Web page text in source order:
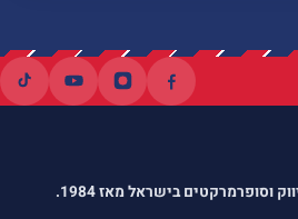
וסופרמרקטים בישראל מאז 1984.